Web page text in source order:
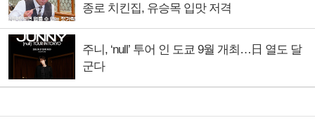
종로 치킨집, 유승목 입맛 저격
주니, ‘null’ 투어 인 도쿄 9월 개최…日 열도 달
군다